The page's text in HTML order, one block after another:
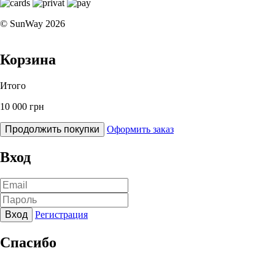
© SunWay 2026
Корзина
Итого
10 000 грн
Продолжить покупки Оформить заказ
Вход
Вход Регистрация
Спасибо